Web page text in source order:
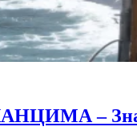
– Зна